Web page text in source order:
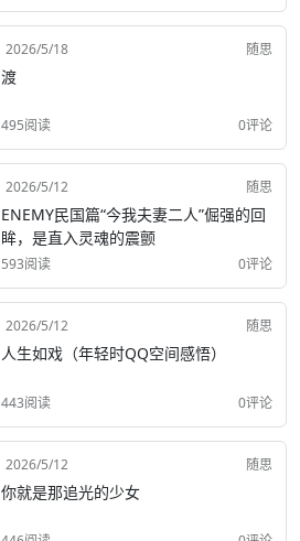
2026/5/18 随思
渡
495阅读 0评论
2026/5/12 随思
ENEMY民国篇“今我夫妻二人”倔强的回
眸，是直入灵魂的震颤
593阅读 0评论
2026/5/12 随思
人生如戏（年轻时QQ空间感悟）
443阅读 0评论
2026/5/12 随思
你就是那追光的少女